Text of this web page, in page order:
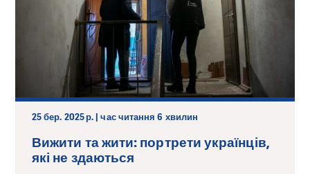
25 бер. 2025 р. | час читання 6 хвилин
Вижити та жити: портрети українців,
які не здаються